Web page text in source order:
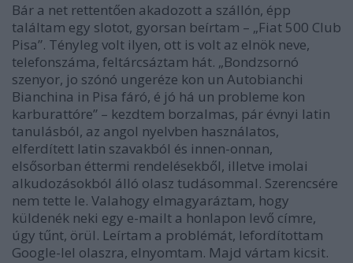
Bár a net rettentően akadozott a szállón, épp
találtam egy slotot, gyorsan beírtam – „Fiat 500 Club
Pisa”. Tényleg volt ilyen, ott is volt az elnök neve,
telefonszáma, feltárcsáztam hát. „Bondzsornó
szenyor, jo szónó ungeréze kon un Autobianchi
Bianchina in Pisa fáró, é jó há un probleme kon
karburattóre” – kezdtem borzalmas, pár évnyi latin
tanulásból, az angol nyelvben használatos,
elferdített latin szavakból és innen-onnan,
elsősorban éttermi rendelésekből, illetve imolai
alkudozásokból álló olasz tudásommal. Szerencsére
nem tette le. Valahogy elmagyaráztam, hogy
küldenék neki egy e-mailt a honlapon levő címre,
úgy tűnt, örül. Leírtam a problémát, lefordítottam
Google-lel olaszra, elnyomtam. Majd vártam kicsit.